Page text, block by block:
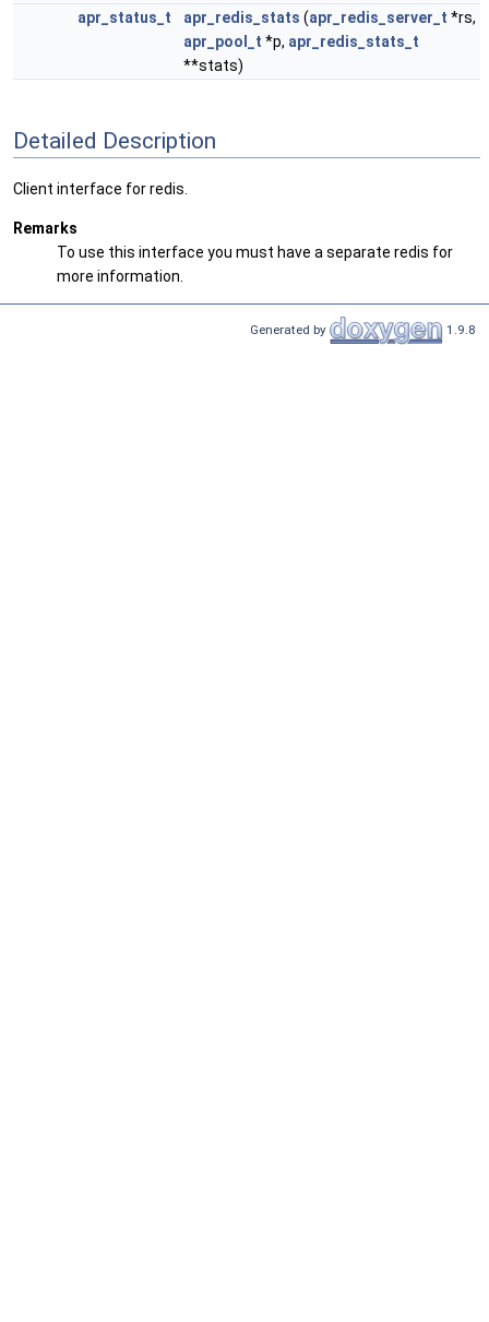
apr_status_t
apr_redis_stats (apr_redis_server_t *rs,
apr_pool_t *p, apr_redis_stats_t
**stats)
Detailed Description
Client interface for redis.
Remarks
To use this interface you must have a separate redis for
more information.
Generated by 1.9.8